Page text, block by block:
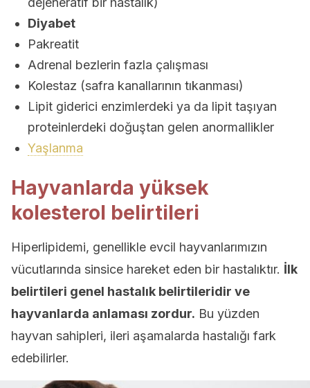
Diyabet
Pakreatit
Adrenal bezlerin fazla çalışması
Kolestaz (safra kanallarının tıkanması)
Lipit giderici enzimlerdeki ya da lipit taşıyan
proteinlerdeki doğuştan gelen anormallikler
Yaşlanma
Hayvanlarda yüksek
kolesterol belirtileri
Hiperlipidemi, genellikle evcil hayvanlarımızın
vücutlarında sinsice hareket eden bir hastalıktır. İlk
belirtileri genel hastalık belirtileridir ve
hayvanlarda anlaması zordur. Bu yüzden
hayvan sahipleri, ileri aşamalarda hastalığı fark
edebilirler.